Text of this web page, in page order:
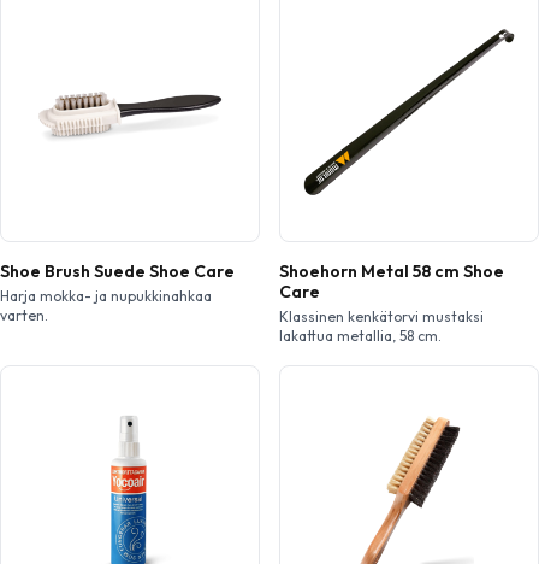
Shoe Brush Suede Shoe Care
Harja mokka- ja nupukkinahkaa
varten.
Shoehorn Metal 58 cm Shoe
Care
Klassinen kenkätorvi mustaksi
lakattua metallia, 58 cm.